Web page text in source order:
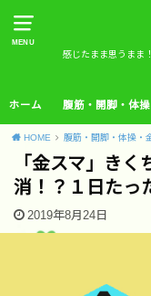
MENU
感じたまま思うまま
ホーム 腹筋・開脚・体
HOME 腹筋・開脚・体操・
「金スマ」き
消！？１日たっ
2019年8月24日